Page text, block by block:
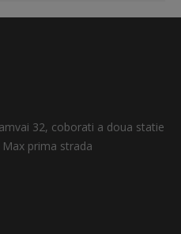
32, coborati a doua statie
prima strada